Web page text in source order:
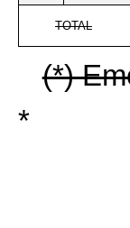
TOTAL
(*)
*